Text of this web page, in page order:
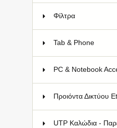
Φίλτρα
Tab & Phone
PC & Notebook
Προιόντα Δικτύου
UTP Καλώδια -